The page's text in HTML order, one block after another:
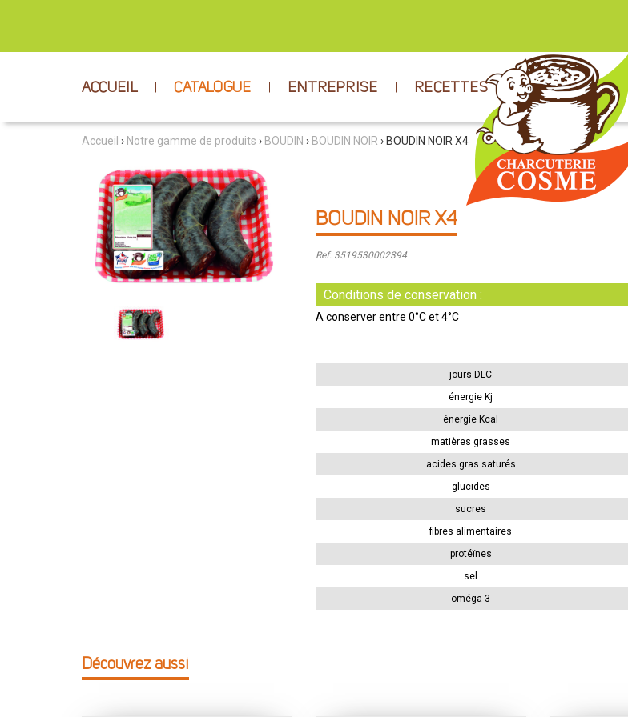
ACCUEIL CATALOGUE ENTREPRISE RECETTES
Accueil › Notre gamme de produits › BOUDIN › BOUDIN NOIR › BOUDIN NOIR X4
BOUDIN NOIR X4
Ref. 3519530002394
Conditions de conservation :
A conserver entre 0°C et 4°C
jours DLC
énergie Kj
énergie Kcal
matières grasses
acides gras saturés
glucides
sucres
fibres alimentaires
protéïnes
sel
oméga 3
Découvrez aussi